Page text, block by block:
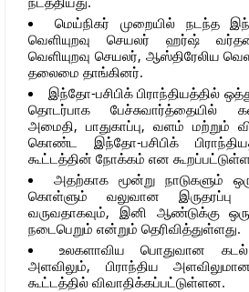
மெய்நிகர் முறையில் நடந்த
வெளியுறவு செயலர் ஹர்ஷ்
வெளியுறவு செயலர், ஆஸ்திரேலிய
தலைமை தாங்கினர்.
இந்தோ-பசிபிக் பிராந்தியத்தில்
தொடர்பாக பேச்சுவார்த்தையில்
அமைதி, பாதுகாப்பு, வளம் மற்றும்
கொண்ட இந்தோ-பசிபிக்
கூட்டத்தின் நோக்கம் என
அதற்காக மூன்று நாடுகளும்
கொள்ளும் வலுவான இருதரப்பு
வருவதாகவும், இனி ஆண்டுக்கு
நடைபெறும் என்றும் தெரிவித்துள்ளது.
உலகளாவிய பொதுவான கடல்
அளவிலும், பிராந்திய
கூட்டத்தில் விவாதிக்கப்பட்டுள்ளன.